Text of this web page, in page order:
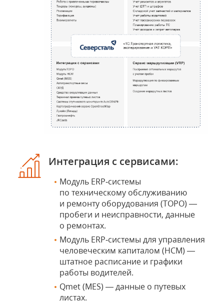
Интеграция с сервисами:
Модуль ERP‑системы
по техническому обслуживанию
и ремонту оборудования (ТОРО) —
пробеги и неисправности, данные
о ремонтах.
Модуль ERP‑системы для управления
человеческим капиталом (HCM) —
штатное расписание и графики
работы водителей.
Qmet (MES) — данные о путевых
листах.